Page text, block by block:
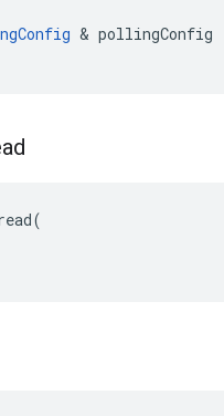
& pollingConfig